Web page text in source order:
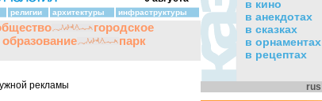
религии архитектуры инфраструктуры
городское
образование
парк
рекламы
в кино
в анекдотах
в сказках
в орнаментах
в рецептах
rus